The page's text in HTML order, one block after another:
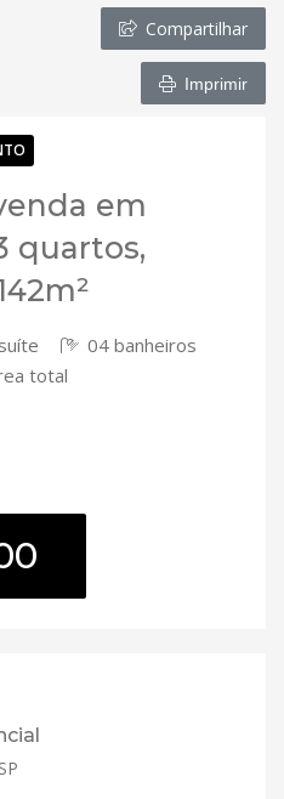
Compartilhar
Imprimir
em
quartos,
04 banheiros
total